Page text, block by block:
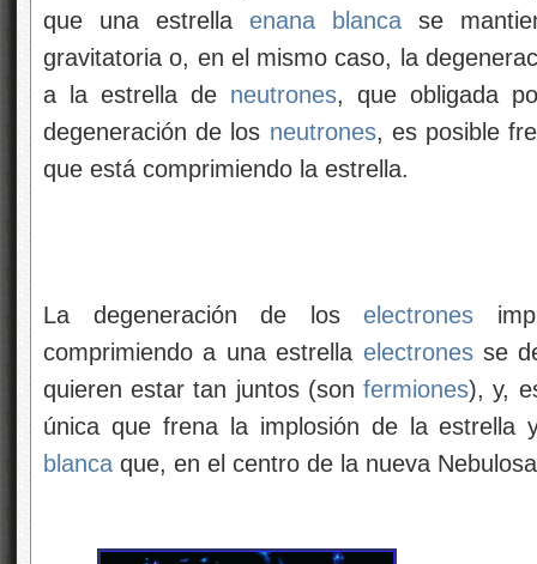
que una estrella enana blanca se
gravitatoria o, en el mismo caso, la
a la estrella de neutrones, que obligada
degeneración de los neutrones, es posible
que está comprimiendo la estrella.
La degeneración de loselectrones
comprimiendo a una estrella electronesse
quieren estar tan juntos (sonfermiones), y,
única que frena la implosión de la
blanca que, en el centro de la nueva